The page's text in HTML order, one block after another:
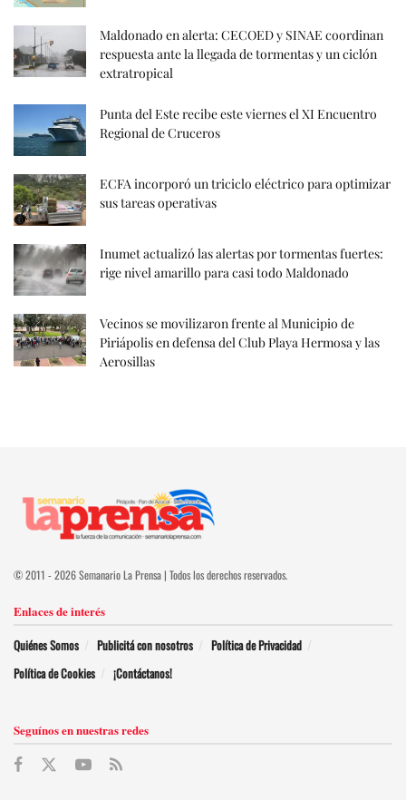
Maldonado en alerta: CECOED y SINAE coordinan
respuesta ante la llegada de tormentas y un ciclón
extratropical
Punta del Este recibe este viernes el XI Encuentro
Regional de Cruceros
ECFA incorporó un triciclo eléctrico para optimizar
sus tareas operativas
Inumet actualizó las alertas por tormentas fuertes:
rige nivel amarillo para casi todo Maldonado
Vecinos se movilizaron frente al Municipio de
Piriápolis en defensa del Club Playa Hermosa y las
Aerosillas
© 2011 - 2026 Semanario La Prensa | Todos los derechos reservados.
Enlaces de interés
Quiénes Somos Publicitá con nosotros
Política de Privacidad
Política de Cookies
¡Contáctanos!
Seguínos en nuestras redes